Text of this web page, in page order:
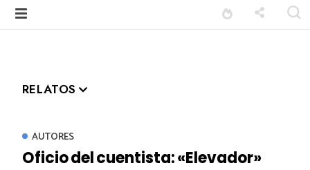
RELATOS
AUTORES
Oficio del cuentista: «Elevador»